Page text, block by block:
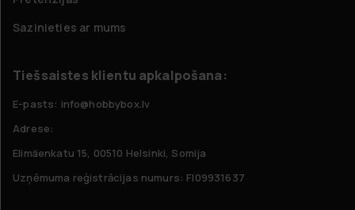
Sazinieties ar mums
Tiešsaistes klientu apkalpošana:
E-pasts: info@hobbybox.lv
Adrese:
Elimäenkatu 15, 00510 Helsinki, Somija
Uzņēmuma reģistrācijas numurs: FI09931637